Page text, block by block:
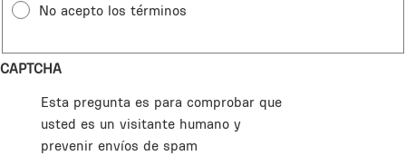
No acepto los términos
CAPTCHA
Esta pregunta es para comprobar que
usted es un visitante humano y
prevenir envíos de spam